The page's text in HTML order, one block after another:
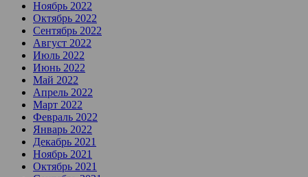
Ноябрь 2022
Октябрь 2022
Сентябрь 2022
Август 2022
Июль 2022
Июнь 2022
Май 2022
Апрель 2022
Март 2022
Февраль 2022
Январь 2022
Декабрь 2021
Ноябрь 2021
Октябрь 2021